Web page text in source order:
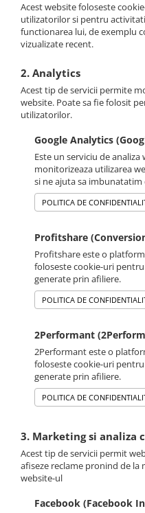
Acest website foloseste
utilizatorilor si pentru
functionarea lui, de exemplu
vizualizate recent.
2. Analytics
Acest tip de servicii permite
website. Poate sa fie folosit
utilizatorilor.
Google Analytics
Este un serviciu de
monitorizeaza utilizarea
si ne ajuta sa
POLITICA DE
Profitshare
Profitshare este o
foloseste cookie-uri
generate prin afiliere.
POLITICA DE
2Performant
2Performant este o
foloseste cookie-uri
generate prin afiliere.
POLITICA DE
3. Marketing si analiza
Acest tip de servicii permit
afiseze reclame pronind de
website-ul
Facebook (Facebook